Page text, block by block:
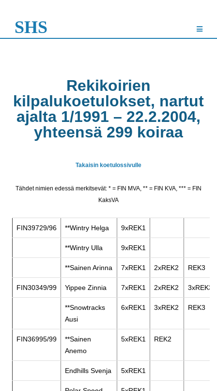
SHS
Rekikoirien
kilpalukoetulokset, nartut
ajalta 1/1991 – 22.2.2004,
yhteensä 299 koiraa
Takaisin koetulossivulle
Tähdet nimien edessä merkitsevät: * = FIN MVA, ** = FIN KVA, *** = FIN
KaksVA
FIN39729/96 **Wintry Helga 9xREK1
**Wintry Ulla 9xREK1
**Sainen Arinna 7xREK1 2xREK2 REK3
FIN30349/99 Yippee Zinnia 7xREK1 2xREK2 3xREK3
**Snowtracks
Ausi
6xREK1 3xREK2 REK3
FIN36995/99
**Sainen
Anemo
5xREK1 REK2
Endhills Svenja 5xREK1